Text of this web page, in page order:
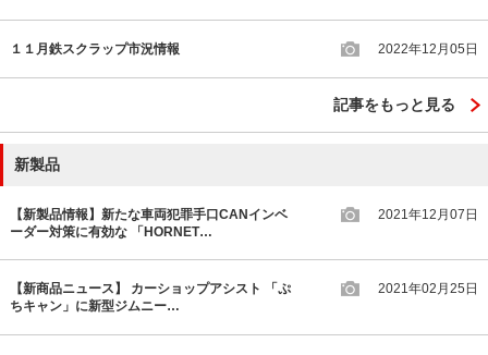
１１月鉄スクラップ市況情報 2022年12月05日
記事をもっと見る
新製品
【新製品情報】新たな車両犯罪手口CANインベ
ーダー対策に有効な 「HORNET…
2021年12月07日
【新商品ニュース】 カーショップアシスト 「ぷ
ちキャン」に新型ジムニー…
2021年02月25日